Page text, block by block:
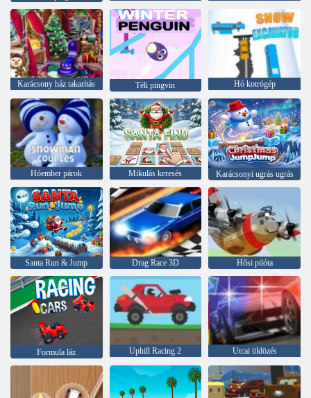
Karácsony ház takarítás Téli pingvin Hó kotrógép
Hóember párok Mikulás keresés Karácsonyi ugrás ugrás
Santa Run & Jump Drag Race 3D Hősi pilóta
Formula láz Uphill Racing 2 Utcai üldözés